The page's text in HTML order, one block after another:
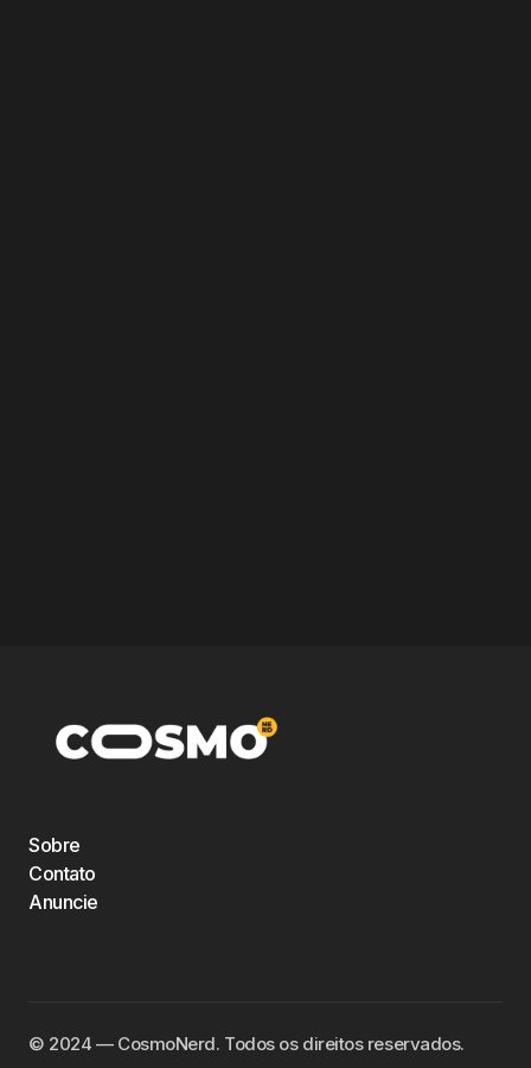
Sobre
Contato
Anuncie
©️ 2024 — CosmoNerd. Todos os direitos reservados.